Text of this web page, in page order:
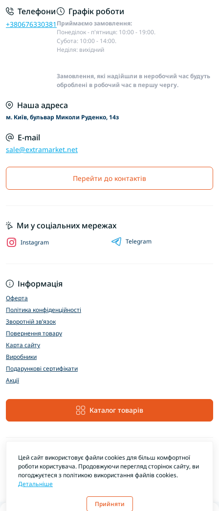
Телефони
+380676330381
Графік роботи
Приймаємо замовлення:
Понеділок - п'ятниця: 10:00 - 19:00.
Субота: 10:00 - 14:00.
Неділя: вихідний
Замовлення, які надійшли в неробочий час будуть
оброблені в робочий час в першу чергу.
Наша адреса
м. Київ, бульвар Миколи Руденко, 14з
E-mail
sale@extramarket.net
Перейти до контактів
Інформація
Оферта
Політика конфіденційності
Зворотній зв’язок
Повернення товару
Карта сайту
Виробники
Подарункові сертифікати
Акції
Каталог товарів
Ми у соціальних мережах
Instagram Telegram
Цей сайт використовує файли cookies для більш комфортної
роботи користувача. Продовжуючи перегляд сторінок сайту, ви
погоджуєтеся з політикою використання файлів cookies.
Детальніше
Прийняти